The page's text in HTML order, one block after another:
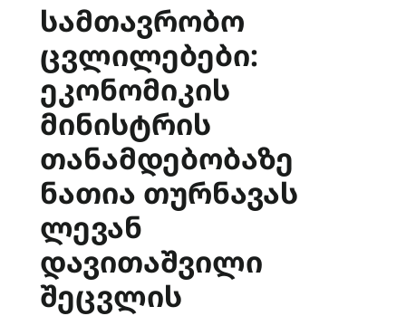
სამთავრობო
ცვლილებები:
ეკონომიკის
მინისტრის
თანამდებობაზე
ნათია თურნავას
ლევან
დავითაშვილი
შეცვლის